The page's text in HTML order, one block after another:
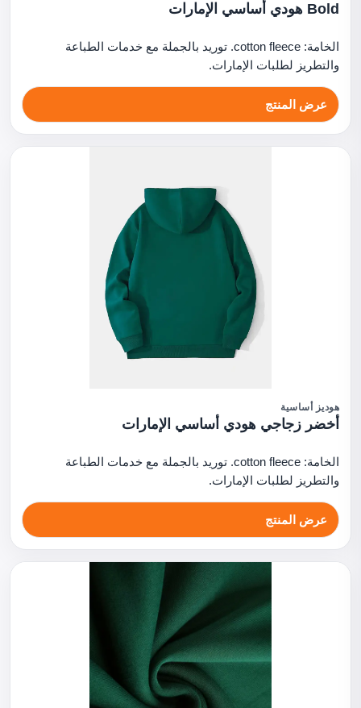
Bold هودي أساسي الإمارات
الخامة: cotton fleece. توريد بالجملة مع خدمات الطباعة
والتطريز لطلبات الإمارات.
عرض المنتج
هوديز أساسية
أخضر زجاجي هودي أساسي الإمارات
الخامة: cotton fleece. توريد بالجملة مع خدمات الطباعة
والتطريز لطلبات الإمارات.
عرض المنتج